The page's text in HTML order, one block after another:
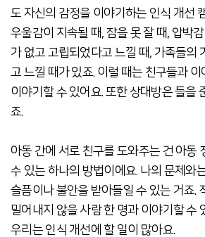
도 자신의 감정을 이야기하는 인식 개선
우울감이 지속될 때, 잠을 못 잘 때, 압박
가 없고 고립되었다고 느낄 때, 가족들의
고 느낄 때가 있죠. 이럴 때는 친구들과 이
이야기할 수 있어요. 또한 상대방은 들을
죠.
아동 간에 서로 친구를 도와주는 건 아동
수 있는 하나의 방법이에요. 나의 문제와
슬픔이나 불안을 받아들일 수 있는 거죠.
밀어내지 않을 사람 한 명과 이야기할 수
우리는 인식 개선에 할 일이 많아요.